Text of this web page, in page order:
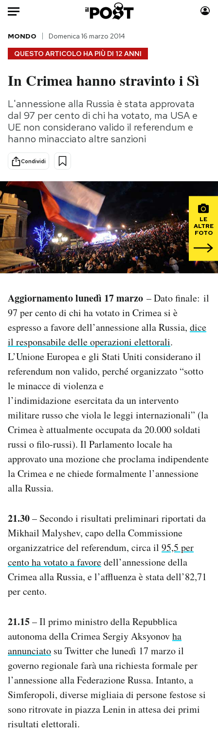
Auto
HOME
Italia
Politica
Tecnologia
Internet
Scienza
Cultura
Economia
Sport
Moda
Consumismi
Storie/Idee
Ok Boomer!
Altrecose
PODCAST
NEWSLETTER
I MIEI PREFERITI
AREA PERSONALE
Area Personale
Newsletter
Notifiche mobile
Regala il Post
Hai bisogno di aiuto?
QUESTO ARTICOLO HA PIÙ DI 12 ANNI
MONDO Domenica 16 marzo 2014
In Crimea hanno stravinto i Sì
L'annessione alla Russia è stata approvata
dal 97 per cento di chi ha votato, ma USA e
UE non considerano valido il referendum e
hanno minacciato altre sanzioni
Condividi
LE
ALTRE
FOTO
Aggiornamento lunedì 17 marzo – Dato finale: il
97 per cento di chi ha votato in Crimea si è
espresso a favore dell’annessione alla Russia, dice
il responsabile delle operazioni elettorali.
L’Unione Europea e gli Stati Uniti considerano il
referendum non valido, perché organizzato “sotto
le minacce di violenza e
l’indimidazione esercitata da un intervento
militare russo che viola le leggi internazionali” (la
Crimea è attualmente occupata da 20.000 soldati
russi o filo-russi). Il Parlamento locale ha
approvato una mozione che proclama indipendente
la Crimea e ne chiede formalmente l’annessione
alla Russia.
21.30– Secondo i risultati preliminari riportati da
Mikhail Malyshev, capo della Commissione
organizzatrice del referendum, circa il 95,5 per
cento ha votato a favoredell’annessione della
Crimea alla Russia, e l’affluenza è stata dell’82,71
per cento.
21.15– Il primo ministro della Repubblica
autonoma della Crimea Sergiy Aksyonovha
annunciato su Twitter che lunedì 17 marzo il
governo regionale farà una richiesta formale per
l’annessione alla Federazione Russa. Intanto, a
Simferopoli, diverse migliaia di persone festose si
sono ritrovate in piazza Lenin in attesa dei primi
risultati elettorali.